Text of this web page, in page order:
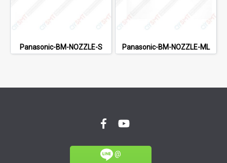
Panasonic-BM-NOZZLE-S Panasonic-BM-NOZZLE-ML
@